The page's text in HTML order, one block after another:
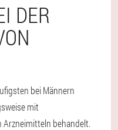
DER
bei Männern
mit
behandelt.